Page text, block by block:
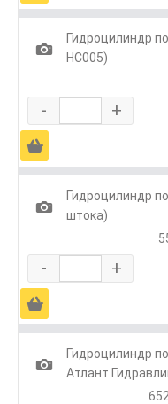
1
Гидроцилиндр
HC005)
- +
Ä
1
Гидроцилиндр
штока)
- +
Ä
1
Гидроцилиндр
Атлант